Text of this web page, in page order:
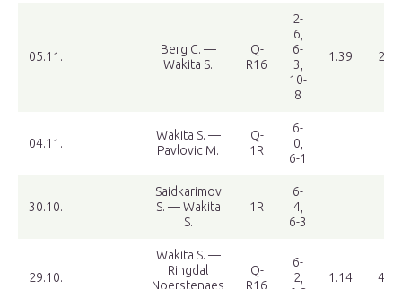
05.11.
Berg C. —
Wakita S.
Q-
R16
2-
6,
6-
3,
10-
8
1.39 2.71
04.11.
Wakita S. —
Pavlovic M.
Q-
1R
6-
0,
6-1
30.10.
Saidkarimov
S. — Wakita
S.
1R
6-
4,
6-3
29.10.
Wakita S. —
Ringdal
Noerstenaes
Q-
R16
6-
2,
1.14 4.66